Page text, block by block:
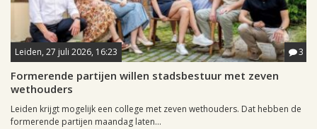
Leiden, 27 juli 2026, 16:23 3
Formerende partijen willen stadsbestuur met zeven
wethouders
Leiden krijgt mogelijk een college met zeven wethouders. Dat hebben de
formerende partijen maandag laten...